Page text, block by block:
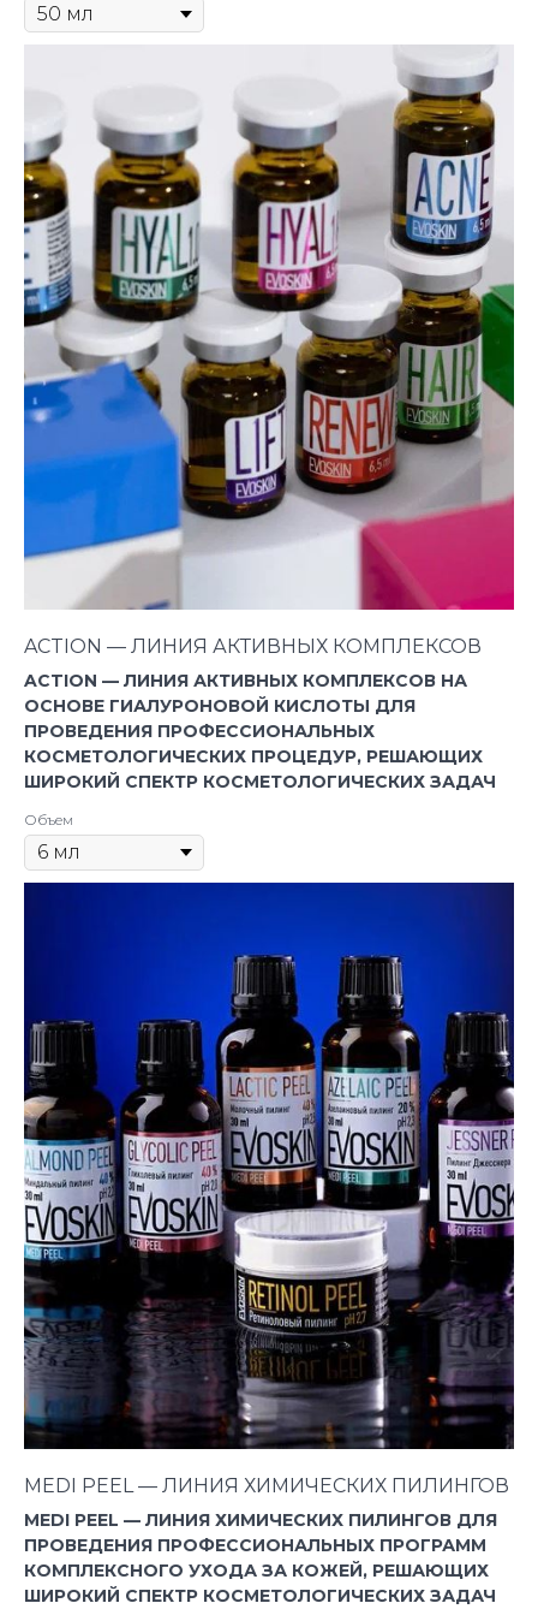
ACTION — ЛИНИЯ АКТИВНЫХ КОМПЛЕКСОВ
ACTION — ЛИНИЯ АКТИВНЫХ КОМПЛЕКСОВ НА
ОСНОВЕ ГИАЛУРОНОВОЙ КИСЛОТЫ ДЛЯ
ПРОВЕДЕНИЯ ПРОФЕССИОНАЛЬНЫХ
КОСМЕТОЛОГИЧЕСКИХ ПРОЦЕДУР, РЕШАЮЩИХ
ШИРОКИЙ СПЕКТР КОСМЕТОЛОГИЧЕСКИХ ЗАДАЧ
Объем
MEDI PEEL — ЛИНИЯ ХИМИЧЕСКИХ ПИЛИНГОВ
MEDI PEEL — ЛИНИЯ ХИМИЧЕСКИХ ПИЛИНГОВ ДЛЯ
ПРОВЕДЕНИЯ ПРОФЕССИОНАЛЬНЫХ ПРОГРАММ
КОМПЛЕКСНОГО УХОДА ЗА КОЖЕЙ, РЕШАЮЩИХ
ШИРОКИЙ СПЕКТР КОСМЕТОЛОГИЧЕСКИХ ЗАДАЧ